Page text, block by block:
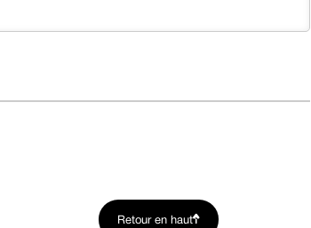
Retour en haut